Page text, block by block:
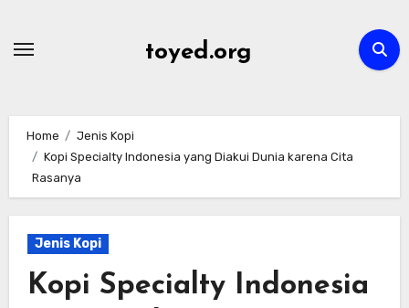
toyed.org
Home
Jenis Kopi
Kopi Specialty Indonesia yang Diakui Dunia karena Cita
Rasanya
Jenis Kopi
Kopi Specialty Indonesia